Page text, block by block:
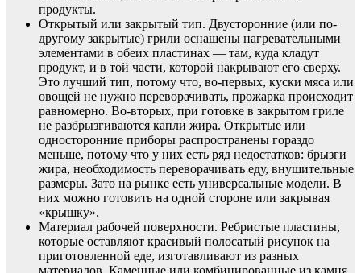
продукты.
Открытый или закрытый тип. Двусторонние (или по-
другому закрытые) грили оснащены нагревательными
элементами в обеих пластинах — там, куда кладут
продукт, и в той части, которой накрывают его сверху.
Это лучший тип, потому что, во-первых, куски мяса или
овощей не нужно переворачивать, прожарка происходит
равномерно. Во-вторых, при готовке в закрытом гриле
не разбрызгиваются капли жира. Открытые или
односторонние приборы распространены гораздо
меньше, потому что у них есть ряд недостатков: брызги
жира, необходимость переворачивать еду, внушительные
размеры. Зато на рынке есть универсальные модели. В
них можно готовить на одной стороне или закрывая
«крышку».
Материал рабочей поверхности. Ребристые пластины,
которые оставляют красивый полосатый рисунок на
приготовленной еде, изготавливают из разных
материалов. Каменные или комбинированные из камня